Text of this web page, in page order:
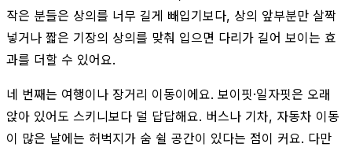
작은 분들은 상의를 너무 길게 빼입기보다, 상의 앞부분만 살짝
넣거나 짧은 기장의 상의를 맞춰 입으면 다리가 길어 보이는 효
과를 더할 수 있어요.
네 번째는 여행이나 장거리 이동이에요. 보이핏·일자핏은 오래
앉아 있어도 스키니보다 덜 답답해요. 버스나 기차, 자동차 이동
이 많은 날에는 허벅지가 숨 쉴 공간이 있다는 점이 커요. 다만